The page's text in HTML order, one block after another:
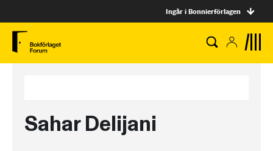
Ingår i Bonnierförlagen
Sahar Delijani